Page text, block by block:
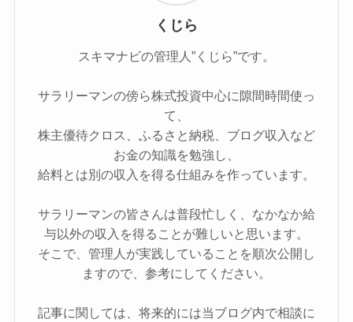
くじら
スキマナビの管理人”くじら”です。
サラリーマンの傍ら株式投資中心に隙間時間使っ
て、
株主優待クロス、ふるさと納税、ブログ収入など
お金の知識を勉強し、
給料とは別の収入を得る仕組みを作っています。
サラリーマンの皆さんは普段忙しく、なかなか給
与以外の収入を得ることが難しいと思います。
そこで、管理人が実践していることを順次公開し
ますので、参考にしてください。
記事に関しては、将来的には当ブログ内で相談に